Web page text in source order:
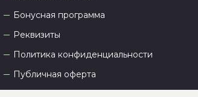
Бонусная программа
Реквизиты
Политика конфиденциальности
Публичная оферта